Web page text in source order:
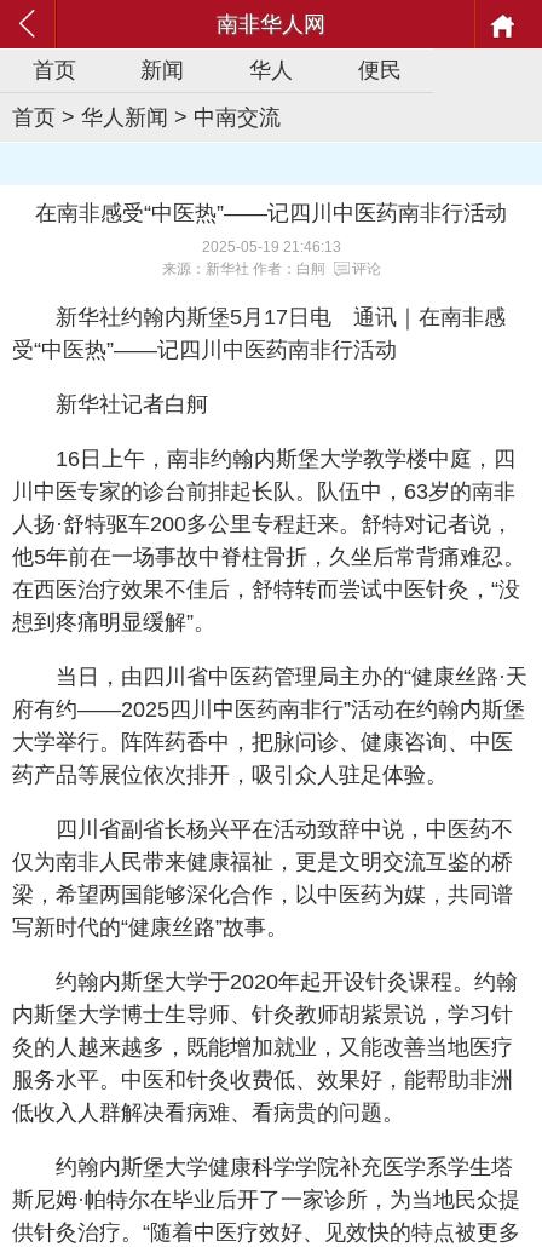
南非华人网
首页
新闻 华人
便民
首页 > 华人新闻 > 中南交流
在南非感受“中医热”——记四川中医药南非行活动
2025-05-19 21:46:13
来源：新华社 作者：白舸
评论
新华社约翰内斯堡5月17日电 通讯｜在南非感
受“中医热”——记四川中医药南非行活动
新华社记者白舸
16日上午，南非约翰内斯堡大学教学楼中庭，四
川中医专家的诊台前排起长队。队伍中，63岁的南非
人扬·舒特驱车200多公里专程赶来。舒特对记者说，
他5年前在一场事故中脊柱骨折，久坐后常背痛难忍。
在西医治疗效果不佳后，舒特转而尝试中医针灸，“没
想到疼痛明显缓解”。
当日，由四川省中医药管理局主办的“健康丝路·天
府有约——2025四川中医药南非行”活动在约翰内斯堡
大学举行。阵阵药香中，把脉问诊、健康咨询、中医
药产品等展位依次排开，吸引众人驻足体验。
四川省副省长杨兴平在活动致辞中说，中医药不
仅为南非人民带来健康福祉，更是文明交流互鉴的桥
梁，希望两国能够深化合作，以中医药为媒，共同谱
写新时代的“健康丝路”故事。
约翰内斯堡大学于2020年起开设针灸课程。约翰
内斯堡大学博士生导师、针灸教师胡紫景说，学习针
灸的人越来越多，既能增加就业，又能改善当地医疗
服务水平。中医和针灸收费低、效果好，能帮助非洲
低收入人群解决看病难、看病贵的问题。
约翰内斯堡大学健康科学学院补充医学系学生塔
斯尼姆·帕特尔在毕业后开了一家诊所，为当地民众提
供针灸治疗。“随着中医疗效好、见效快的特点被更多